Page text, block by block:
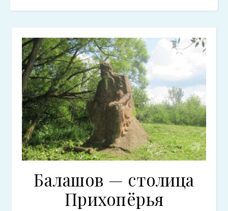
Балашов — столица
Прихопёрья